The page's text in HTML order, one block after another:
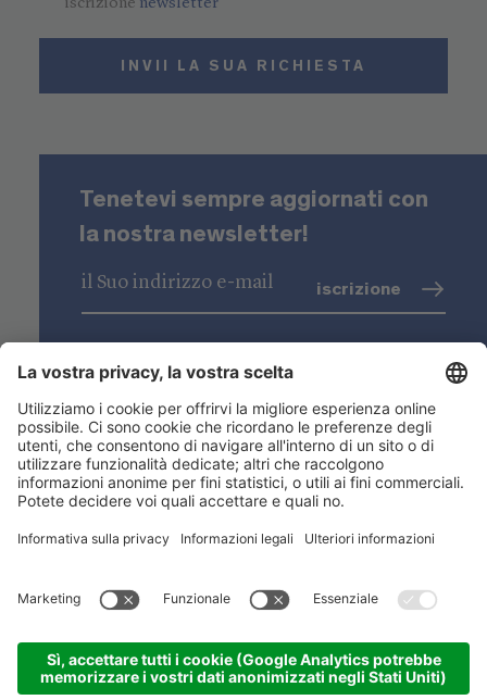
iscrizione newsletter
INVII LA SUA RICHIESTA
Tenetevi sempre aggiornati con
la nostra newsletter!
iscrizione
Niederstätter SpA
Sedi
Gamma prodotti
Link utili
ACADEMY